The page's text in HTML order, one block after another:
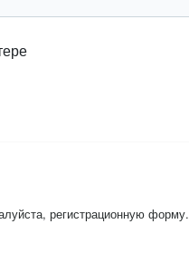
регистрационную форму.